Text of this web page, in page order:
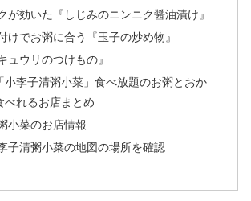
が効いた『しじみのニンニク醤油漬け』
けでお粥に合う『玉子の炒め物』
ュウリのつけもの』
小李子清粥小菜」食べ放題のお粥とおか
べれるお店まとめ
小菜のお店情報
子清粥小菜の地図の場所を確認